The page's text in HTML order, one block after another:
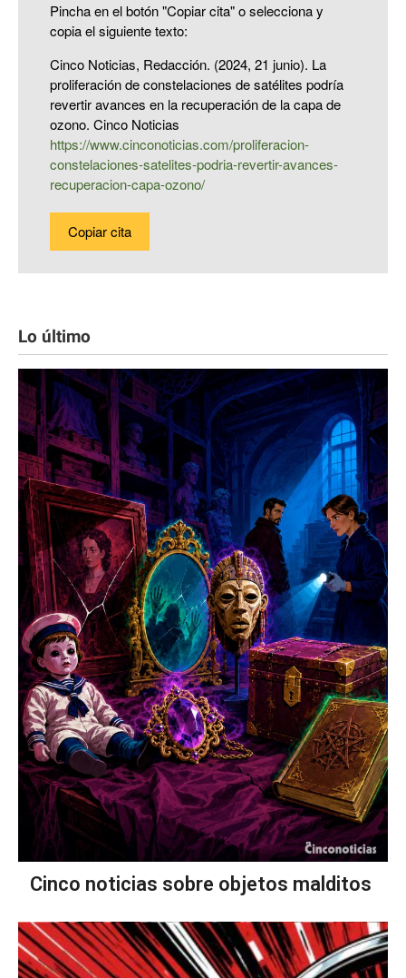
Pincha en el botón "Copiar cita" o selecciona y
copia el siguiente texto:
Cinco Noticias, Redacción. (2024, 21 junio). La
proliferación de constelaciones de satélites podría
revertir avances en la recuperación de la capa de
ozono. Cinco Noticias
https://www.cinconoticias.com/proliferacion-
constelaciones-satelites-podria-revertir-avances-
recuperacion-capa-ozono/
Copiar cita
Lo último
Cinco noticias sobre objetos malditos